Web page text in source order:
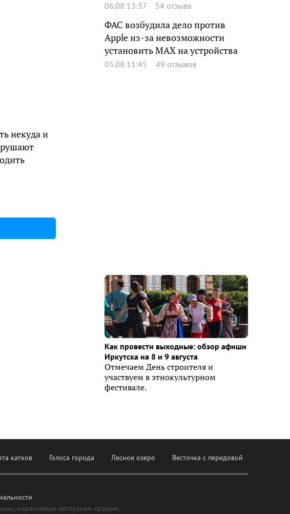
некуда и
06.08 13:37 54 отзыва
ФАС возбудила дело против
Apple из-за невозможности
установить MAX на устройства
05.08 11:45 49 отзывов
Как провести выходные: обзор афиши
Иркутска на 8 и 9 августа
Отмечаем День строителя и
участвуем в этнокультурном
фестивале.
катков Голоса города Лесное озеро Весточка с передовой
охраняемые авторским правом,